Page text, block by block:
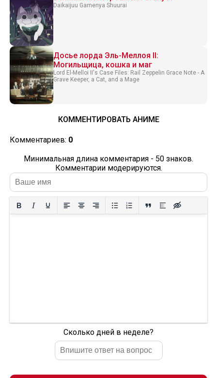
Daikaijuu Gamenya Shuurai
Досье лорда Эль-Меллоя II:
Могильщица, кошка и маг
Lord El-Melloi II's Case Files: Rail Zeppelin Grace Note - A
Grave Keeper, a Cat, and a Mage
КОММЕНТИРОВАТЬ АНИМЕ
Комментариев: 0
Минимальная длина комментария - 50 знаков.
Комментарии модерируются.
Сколько дней в неделе?